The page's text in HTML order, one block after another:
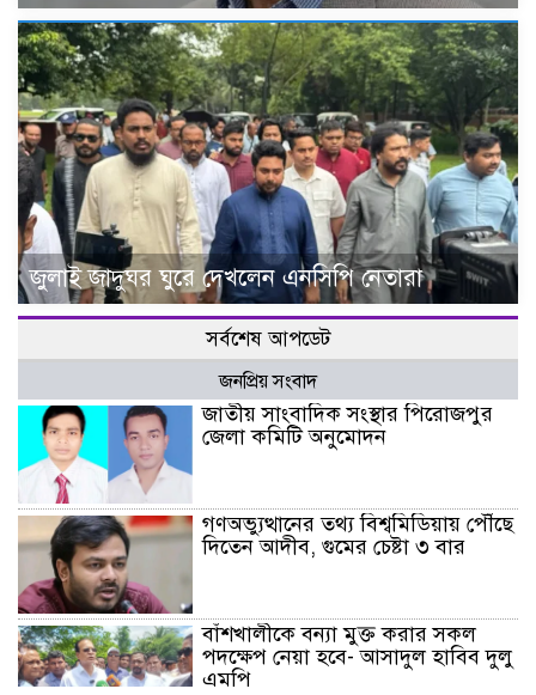
জুলাই জাদুঘর ঘুরে দেখলেন এনসিপি নেতারা
সর্বশেষ আপডেট
জনপ্রিয় সংবাদ
জাতীয় সাংবাদিক সংস্থার পিরোজপুর
জেলা কমিটি অনুমোদন
গণঅভ্যুত্থানের তথ্য বিশ্বমিডিয়ায় পৌঁছে
দিতেন আদীব, গুমের চেষ্টা ৩ বার
বাঁশখালীকে বন্যা মুক্ত করার সকল
পদক্ষেপ নেয়া হবে- আসাদুল হাবিব দুলু
এমপি